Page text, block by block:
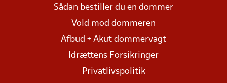
Sådan bestiller du en dommer
Vold mod dommeren
Afbud + Akut dommervagt
Idrættens Forsikringer
Privatlivspolitik